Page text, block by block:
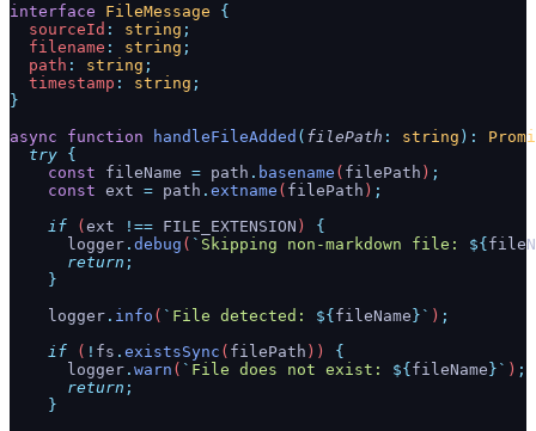
interface FileMessage {
  sourceId
: string ;
  filename
: string ;
  path
: string ;
  timestamp
: string ;
}
async function handleFileAdded ( filePath : string ):
  try
{
    const
fileName = path . basename ( filePath ) ;
    const
ext = path . extname ( filePath ) ;
    if
( ext !== FILE_EXTENSION ) {
      logger
. debug ( ` Skipping non-markdown file: ${
      return
;
    }
    logger
. info ( ` File detected: ${ fileName }` ) ;
    if
( ! fs . existsSync ( filePath )) {
      logger
. warn ( ` File does not exist: ${ fileName }` ) ;
      return
;
    }